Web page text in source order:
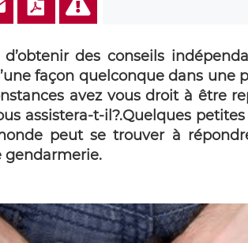
des conseils
façon quelconque dans une
avez vous droit à être
assistera-t-il?.Quelques
peut se trouver à
gendarmerie.